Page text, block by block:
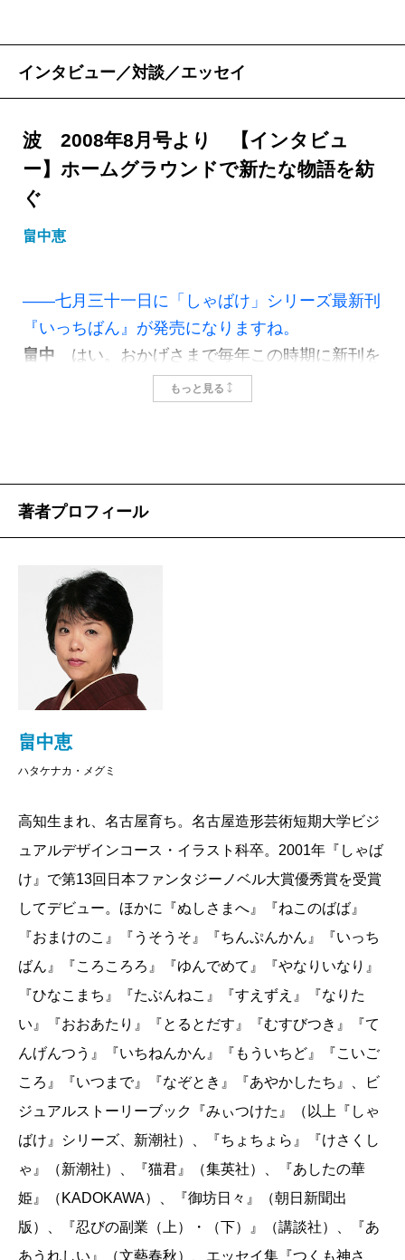
インタビュー／対談／エッセイ
波 2008年8月号より 【インタビュ
ー】ホームグラウンドで新たな物語を紡
ぐ
畠中恵
――七月三十一日に「しゃばけ」シリーズ最新刊
『いっちばん』が発売になりますね。
畠中 はい。おかげさまで毎年この時期に新刊を
出させていただいています。『
ところそのコーナーの幅が厚みを増してきてい
（笑）、「しゃばけ」の世界を書きはじめるとホ
ームグラウンドに戻ってきたような気がして、ほ
っとします。
――前作の短編集『
してそこはかとなく寂しいトーンで、「別れ」が
色濃く滲んでいましたが、『いっちばん』はうっ
てかわって、明るく前向きな印象がありました。
そのあたりはお書きになる前から計算してらっし
畠中計算と言うほどではありませんが、前作で
「別れ」が多くあったとしたら、次に来るのは
「出会い」だな、とは思っておりましたので、結
果的に前向きな作品が多くなったんだと思いま
す。
畠中そうですね。今回、珍しく、若だんながち
ょっぴりアクティブです（笑）。兄やたちも、若
だんながあまり寝込んだりしないので、少し、ほ
んの少しですけど、大人として接したりもしてい
ますね。
――そうですね。でも、熱でも出せば、また一発
で逆戻りでしょうが。
畠中 そうでしょうねぇ（笑）。
――ネタバレになってしまうので、あまり詳しく
紹介できないのが残念ですが、「この人が！」と
もっと見る
著者プロフィール
畠中恵
ハタケナカ・メグミ
高知生まれ、名古屋育ち。名古屋造形芸術短期大学ビジ
ュアルデザインコース・イラスト科卒。2001年『しゃば
け』で第13回日本ファンタジーノベル大賞優秀賞を受賞
してデビュー。ほかに『ぬしさまへ』『ねこのばば』
『おまけのこ』『うそうそ』『ちんぷんかん』『いっち
ばん』『ころころろ』『ゆんでめて』『やなりいなり』
『ひなこまち』『たぶんねこ』『すえずえ』『なりた
い』『おおあたり』『とるとだす』『むすびつき』『て
んげんつう』『いちねんかん』『もういちど』『こいご
ころ』『いつまで』『なぞとき』『あやかしたち』、ビ
ジュアルストーリーブック『みぃつけた』（以上『しゃ
ばけ』シリーズ、新潮社）、『ちょちょら』『けさくし
ゃ』（新潮社）、『猫君』（集英社）、『あしたの華
姫』（KADOKAWA）、『御坊日々』（朝日新聞出
版）、『忍びの副業（上）・（下）』（講談社）、『あ
あうれしい』（文藝春秋）、エッセイ集『つくも神さ